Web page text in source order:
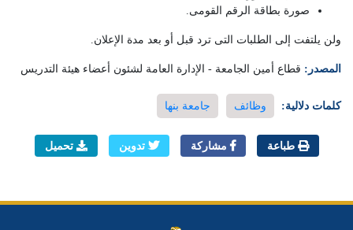
صورة بطاقة الرقم القومى.
ولن يلتفت إلى الطلبات التى ترد قبل أو بعد مدة الإعلان.
المصدر: قطاع أمين الجامعة - الإدارة العامة لشئون أعضاء هيئة التدريس
كلمات دلالية: وظائف جامعة بنها
طباعة مشاركة تدوين تحميل